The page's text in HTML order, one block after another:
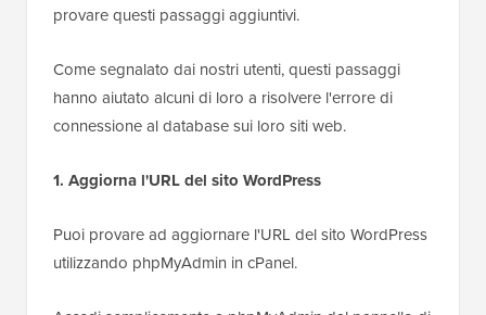
provare questi passaggi aggiuntivi.
Come segnalato dai nostri utenti, questi passaggi
hanno aiutato alcuni di loro a risolvere l'errore di
connessione al database sui loro siti web.
1. Aggiorna l'URL del sito WordPress
Puoi provare ad aggiornare l'URL del sito WordPress
utilizzando phpMyAdmin in cPanel.